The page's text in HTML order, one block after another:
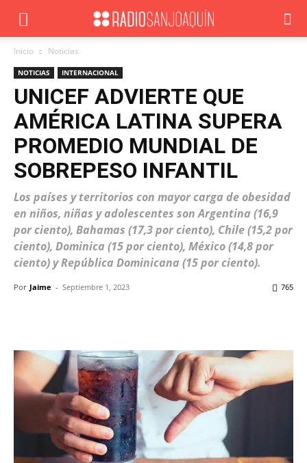
Inicio Noticias
NOTICIAS INTERNACIONAL
UNICEF ADVIERTE QUE
AMÉRICA LATINA SUPERA
PROMEDIO MUNDIAL DE
SOBREPESO INFANTIL
Los países y territorios con mayor carga de obesidad
en niños, niñas y adolescentes son Argentina (16,9
por ciento), Bahamas (17,3 por ciento), Chile (15,2 por
ciento), Dominica (15 por ciento), México (14,8 por
ciento) y República Dominicana (15 por ciento).
Por Jaime - Septiembre 1, 2023 765